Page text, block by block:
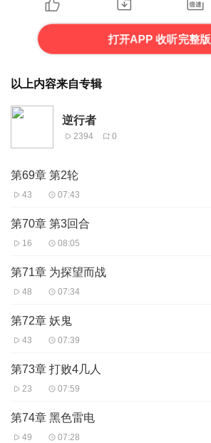
打开APP 收听完整版
以上内容来自专辑
逆行者
2394 0
第69章 第2轮
43 07:43
第70章 第3回合
16 08:05
第71章 为探望而战
48 07:34
第72章 妖鬼
43 07:39
第73章 打败4几人
23 07:59
第74章 黑色雷电
49 07:28